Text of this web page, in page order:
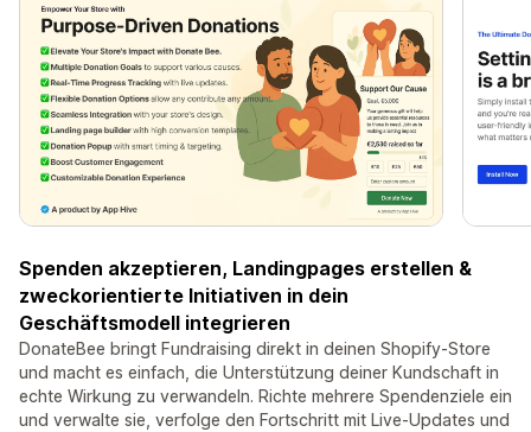
Spenden akzeptieren, Landingpages erstellen &
zweckorientierte Initiativen in dein
Geschäftsmodell integrieren
DonateBee bringt Fundraising direkt in deinen Shopify-Store
und macht es einfach, die Unterstützung deiner Kundschaft in
echte Wirkung zu verwandeln. Richte mehrere Spendenziele ein
und verwalte sie, verfolge den Fortschritt mit Live-Updates und